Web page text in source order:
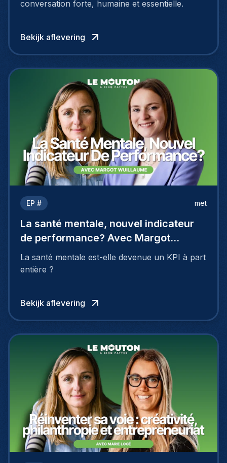
conversation forte, humaine et essentielle.
Bekijk aflevering
EP # met
La santé mentale, nouvel indicateur
de performance? Avec Margot
Wuillaume
La santé mentale est-elle devenue un KPI à part
entière ?
Bekijk aflevering